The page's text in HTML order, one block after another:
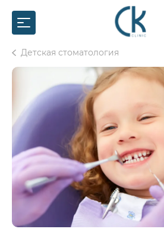
Детская стоматология